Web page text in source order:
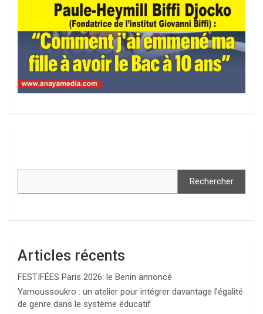
Rechercher
Articles récents
FESTIFÉES Paris 2026: le Benin annoncé
Yamoussoukro : un atelier pour intégrer davantage l’égalité
de genre dans le système éducatif